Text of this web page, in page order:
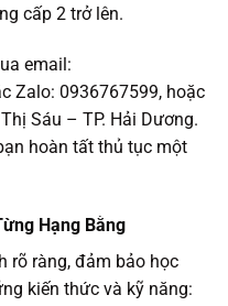
cấp 2 trở lên.
email:
Zalo: 0936767599, hoặc
Sáu – TP. Hải Dương.
hoàn tất thủ tục một
Hạng Bằng
rõ ràng, đảm bảo học
kiến thức và kỹ năng: